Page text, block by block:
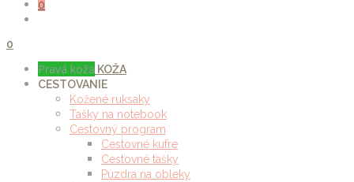
0
0
Pravá koža KOŽA
CESTOVANIE
Kožené ruksaky
Tašky na notebook
Cestovný program
Cestovné kufre
Cestovné tašky
Púzdra na obleky